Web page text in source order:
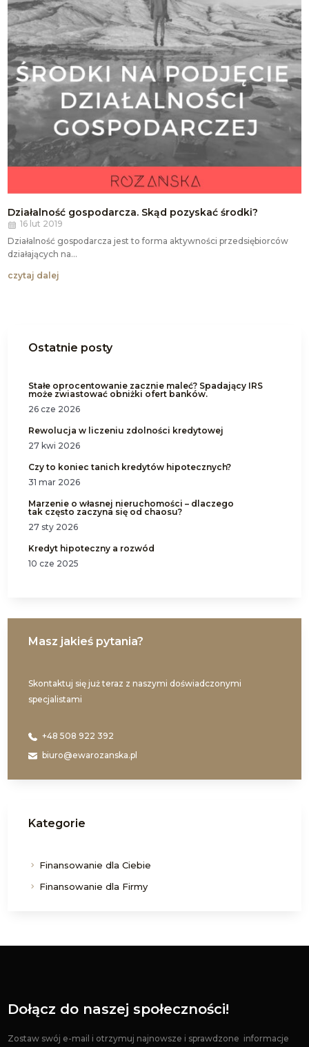
Działalność gospodarcza. Skąd pozyskać środki?
16 lut 2019
Działalność gospodarcza jest to forma aktywności przedsiębiorców
działających na...
czytaj dalej
Ostatnie posty
Stałe oprocentowanie zacznie maleć? Spadający IRS
może zwiastować obniżki ofert banków.
26 cze 2026
Rewolucja w liczeniu zdolności kredytowej
27 kwi 2026
Czy to koniec tanich kredytów hipotecznych?
31 mar 2026
Marzenie o własnej nieruchomości – dlaczego
tak często zaczyna się od chaosu?
27 sty 2026
Kredyt hipoteczny a rozwód
10 cze 2025
Masz jakieś pytania?
Skontaktuj się już teraz z naszymi doświadczonymi
specjalistami
+48 508 922 392
biuro@ewarozanska.pl
Kategorie
Finansowanie dla Ciebie
Finansowanie dla Firmy
Dołącz do naszej społeczności!
Zostaw swój e-mail i otrzymuj najnowsze i sprawdzone informacje